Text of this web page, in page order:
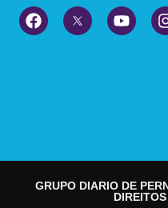
GRUPO DIARIO DE